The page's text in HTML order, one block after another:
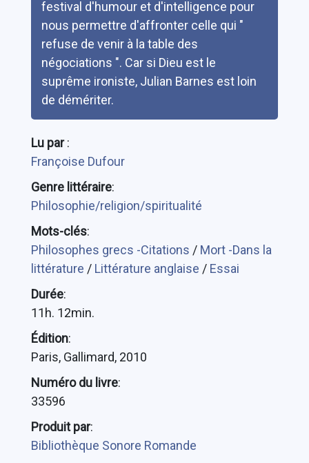
festival d'humour et d'intelligence pour
nous permettre d'affronter celle qui "
refuse de venir à la table des
négociations ". Car si Dieu est le
suprême ironiste, Julian Barnes est loin
de démériter.
Lu par:
Françoise Dufour
Genre littéraire:
Philosophie/religion/spiritualité
Mots-clés:
Philosophes grecs -Citations / Mort -Dans la
littérature / Littérature anglaise / Essai
Durée:
11h. 12min.
Édition:
Paris, Gallimard, 2010
Numéro du livre:
33596
Produit par:
Bibliothèque Sonore Romande